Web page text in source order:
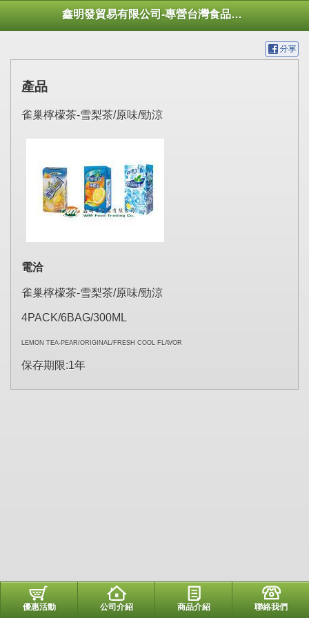
鑫明發貿易有限公司-專營台灣食品用品出口 台湾食品輸出 대만 음식 수출
產品
雀巢檸檬茶-雪梨茶/原味/勁涼
電洽
雀巢檸檬茶-雪梨茶/原味/勁涼
4PACK/6BAG/300ML
LEMON TEA-PEAR/ORIGINAL/FRESH COOL FLAVOR
保存期限:1年
優惠活動 公司介紹 商品介紹 聯絡我們